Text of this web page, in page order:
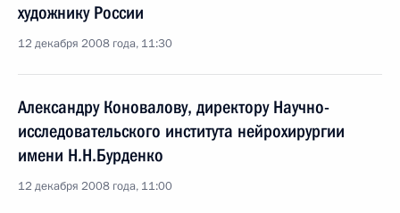
художнику России
12 декабря 2008 года, 11:30
Александру Коновалову, директору Научно-
исследовательского института нейрохирургии
имени Н.Н.Бурденко
12 декабря 2008 года, 11:00